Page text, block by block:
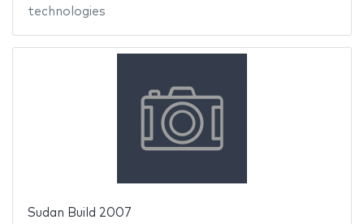
technologies
Sudan Build 2007